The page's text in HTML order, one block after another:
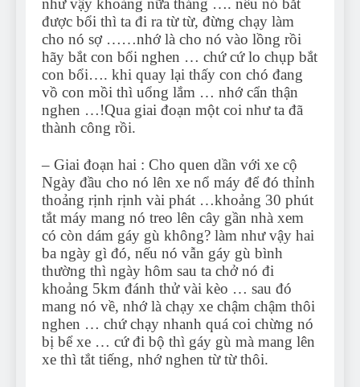
như vậy khoảng nữa tháng …. nếu nó bắt
được bổi thì ta đi ra từ từ, đừng chạy làm
cho nó sợ ……nhớ là cho nó vào lồng rồi
hãy bắt con bổi nghen … chứ cứ lo chụp bắt
con bổi…. khi quay lại thấy con chó đang
vồ con mồi thì uổng lắm … nhớ cẩn thận
nghen …!Qua giai đoạn một coi như ta đã
thành công rồi.
– Giai đoạn hai : Cho quen dần với xe cộ
Ngày đầu cho nó lên xe nổ máy để đó thỉnh
thoảng rịnh rịnh vài phát …khoảng 30 phút
tắt máy mang nó treo lên cây gần nhà xem
có còn dám gáy gù không? làm như vậy hai
ba ngày gì đó, nếu nó vẫn gáy gù bình
thường thì ngày hôm sau ta chở nó đi
khoảng 5km đánh thử vài kèo … sau đó
mang nó về, nhớ là chạy xe chậm chậm thôi
nghen … chứ chạy nhanh quá coi chừng nó
bị bể xe … cứ đi bộ thì gáy gù mà mang lên
xe thì tắt tiếng, nhớ nghen từ từ thôi.